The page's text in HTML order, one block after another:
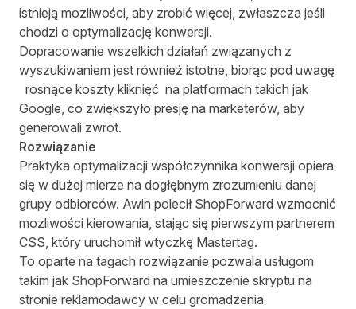
istnieją możliwości, aby zrobić więcej, zwłaszcza jeśli
chodzi o optymalizację konwersji.
Dopracowanie wszelkich działań związanych z
wyszukiwaniem jest również istotne, biorąc pod uwagę
rosnące koszty kliknięć na platformach takich jak
Google, co zwiększyło presję na marketerów, aby
generowali zwrot.
Rozwiązanie
Praktyka optymalizacji współczynnika konwersji opiera
się w dużej mierze na dogłębnym zrozumieniu danej
grupy odbiorców. Awin polecił ShopForward wzmocnić
możliwości kierowania, stając się pierwszym partnerem
CSS, który uruchomił wtyczkę Mastertag.
To oparte na tagach rozwiązanie pozwala usługom
takim jak ShopForward na umieszczenie skryptu na
stronie reklamodawcy w celu gromadzenia